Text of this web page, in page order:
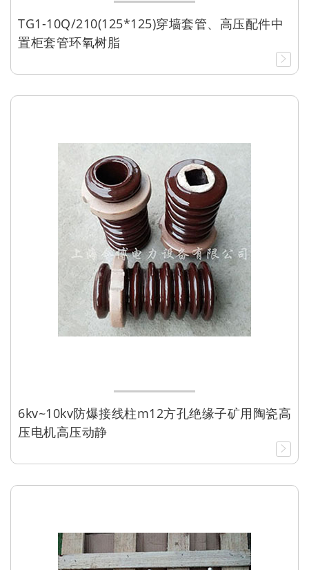
TG1-10Q/210(125*125)穿墙套管、高压配件中
置柜套管环氧树脂
6kv~10kv防爆接线柱m12方孔绝缘子矿用陶瓷高
压电机高压动静